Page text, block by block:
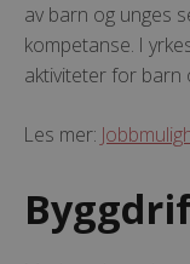
av barn og unges
kompetanse. I
aktiviteter for barn
Les mer: